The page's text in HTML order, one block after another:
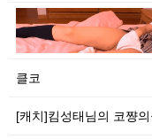
클코
[캐치]킴성태님의 코쨩